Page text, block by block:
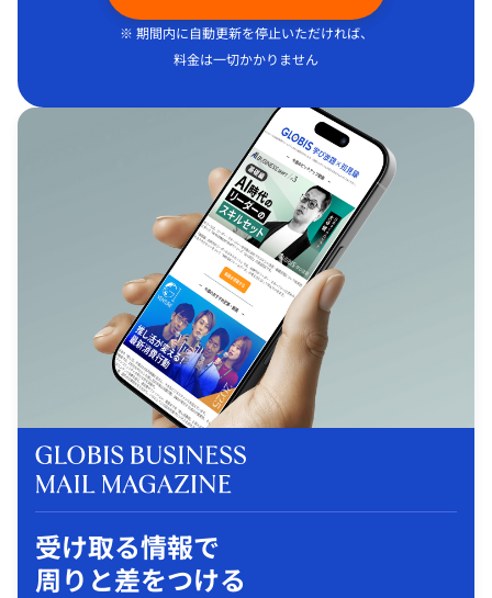
※ 期間内に自動更新を停止いただければ、
料金は一切かかりません
受け取る情報で
周りと差をつける